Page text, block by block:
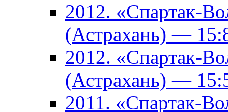
2012. «Спартак-
(Астрахань) —
2012. «Спартак-
(Астрахань) —
2011. «Спартак-